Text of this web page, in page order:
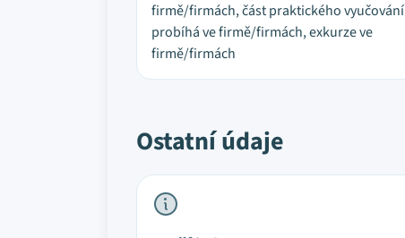
firmě/firmách, část praktického vyučování
probíhá ve firmě/firmách, exkurze ve
firmě/firmách
Ostatní údaje